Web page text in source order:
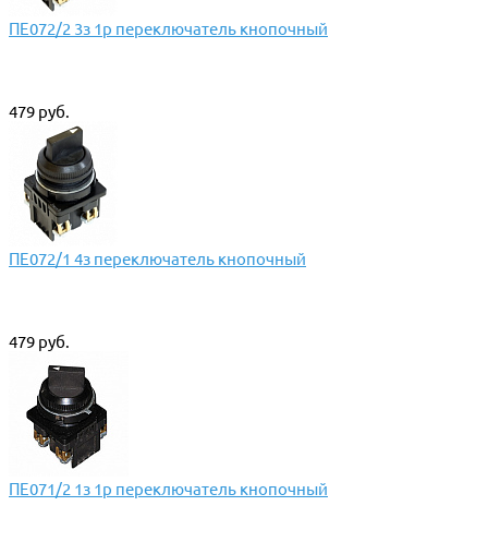
ПЕ072/2 3з 1р переключатель кнопочный
479 руб.
ПЕ072/1 4з переключатель кнопочный
479 руб.
ПЕ071/2 1з 1р переключатель кнопочный